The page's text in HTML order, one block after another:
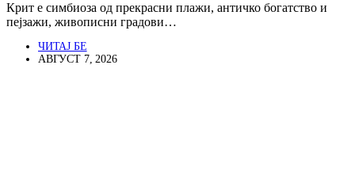
Крит е симбиоза од прекрасни плажи, античко богатство и
пејзажи, живописни градови…
ЧИТАЈ БЕ
АВГУСТ 7, 2026